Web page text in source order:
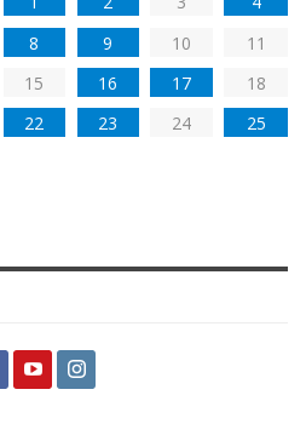
8 9 10
11
15 16 17
18
22 23 24
25